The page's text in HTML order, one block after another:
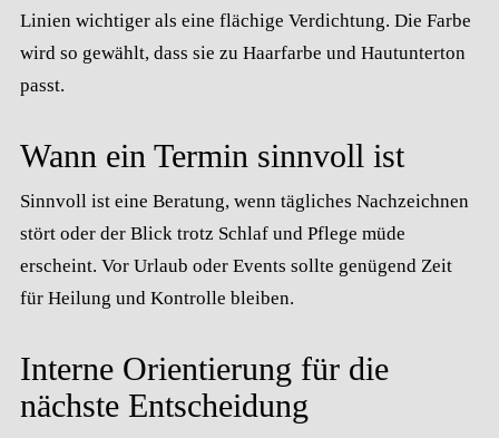
Linien wichtiger als eine flächige Verdichtung. Die Farbe
wird so gewählt, dass sie zu Haarfarbe und Hautunterton
passt.
Wann ein Termin sinnvoll ist
Sinnvoll ist eine Beratung, wenn tägliches Nachzeichnen
stört oder der Blick trotz Schlaf und Pflege müde
erscheint. Vor Urlaub oder Events sollte genügend Zeit
für Heilung und Kontrolle bleiben.
Interne Orientierung für die
nächste Entscheidung